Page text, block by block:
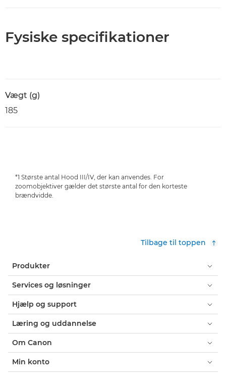
Fysiske specifikationer
Vægt (g)
185
*1 Største antal Hood III/IV, der kan anvendes. For
zoomobjektiver gælder det største antal for den korteste
brændvidde.
Tilbage til toppen
Produkter
Services og løsninger
Hjælp og support
Læring og uddannelse
Om Canon
Min konto